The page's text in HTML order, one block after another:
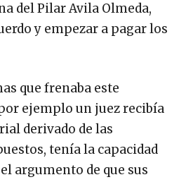
del Pilar Avila Olmeda,
y empezar a pagar los
que frenaba este
ejemplo un juez recibía
derivado de las
tenía la capacidad
argumento de que sus